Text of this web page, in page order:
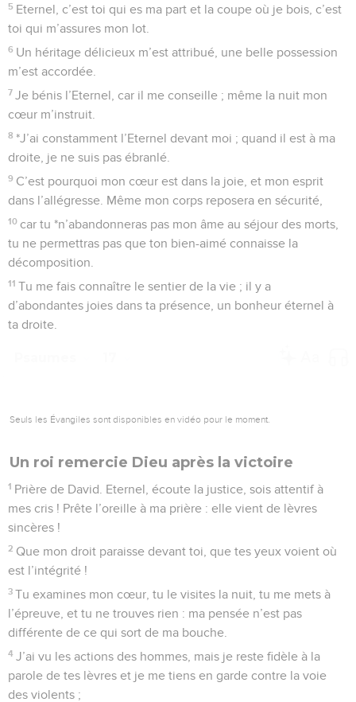
5 Eternel, c’est toi qui es ma part et la coupe où je bois, c’est
toi qui m’assures mon lot.
6 Un héritage délicieux m’est attribué, une belle possession
m’est accordée.
7 Je bénis l’Eternel, car il me conseille ; même la nuit mon
cœur m’instruit.
8 *J’ai constamment l’Eternel devant moi ; quand il est à ma
droite, je ne suis pas ébranlé.
9 C’est pourquoi mon cœur est dans la joie, et mon esprit
dans l’allégresse. Même mon corps reposera en sécurité,
10 car tu *n’abandonneras pas mon âme au séjour des morts,
tu ne permettras pas que ton bien-aimé connaisse la
décomposition.
11 Tu me fais connaître le sentier de la vie ; il y a
d’abondantes joies dans ta présence, un bonheur éternel à
ta droite.
Seuls les Évangiles sont disponibles en vidéo pour le moment.
Un roi remercie Dieu après la victoire
1 Prière de David. Eternel, écoute la justice, sois attentif à
mes cris ! Prête l’oreille à ma prière : elle vient de lèvres
sincères !
2 Que mon droit paraisse devant toi, que tes yeux voient où
est l’intégrité !
3 Tu examines mon cœur, tu le visites la nuit, tu me mets à
l’épreuve, et tu ne trouves rien : ma pensée n’est pas
différente de ce qui sort de ma bouche.
4 J’ai vu les actions des hommes, mais je reste fidèle à la
parole de tes lèvres et je me tiens en garde contre la voie
des violents ;